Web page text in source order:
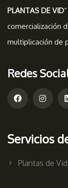
PLANTAS DE VID
comercialización
multiplicación de
Redes
Servicios
Plantas de Vid